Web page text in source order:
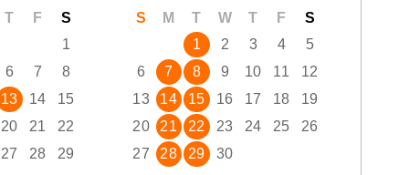
T F
S
1
6 7
8
13 14
15
20 21
22
27 28
29
S M T W T F
S
1
2 3 4
5
6
7 8 9 10 11
12
13
14 15 16 17 18
19
20
21 22 23 24 25
26
27
28 29 30